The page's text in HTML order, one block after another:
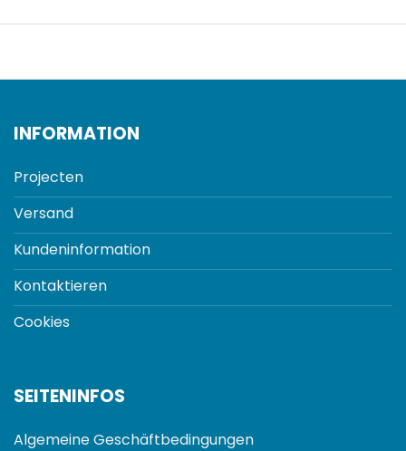
INFORMATION
Projecten
Versand
Kundeninformation
Kontaktieren
Cookies
SEITENINFOS
Algemeine Geschäftbedingungen